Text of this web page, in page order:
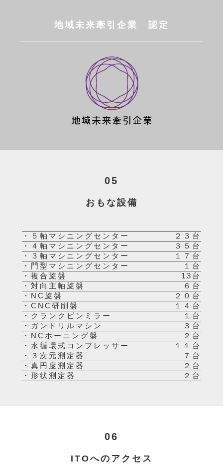
地域未来牽引企業 認定
05
おもな設備
・５軸マシニングセンター
２３台
・４軸マシニングセンター
３５台
・３軸マシニングセンター
１７台
・門型マシニングセンター
１台
・複合旋盤
13台
・対向主軸旋盤
６台
・NC旋盤
２０台
・CNC研削盤
１４台
・クランクピンミラー
１台
・ガンドリルマシン
３台
・NCホーニング盤
２台
・水循環式コンプレッサー
１１台
・３次元測定器
７台
・真円度測定器
２台
・形状測定器
２台
06
ITOへのアクセス